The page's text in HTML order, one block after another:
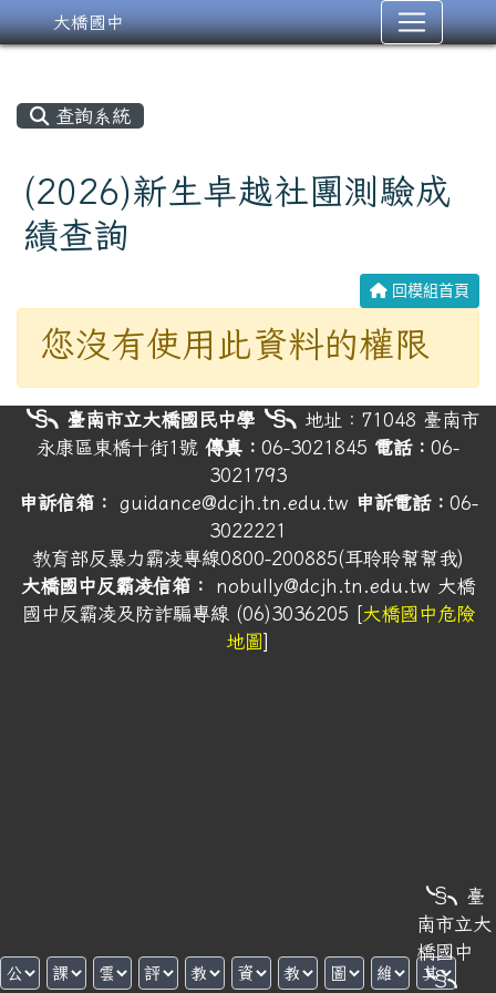
大橋國中
查詢系統
(2026)新生卓越社團測驗成
績查詢
回模組首頁
您沒有使用此資料的權限
頁尾
╰§╮臺
南市立大
橋國中
╰§╮
╰§╮臺南市立大橋國民中學╰§╮ 地址：71048 臺南市
永康區東橋十街1號 傳真： 06-3021845 電話： 06-
3021793
申訴信箱：
guidance@dcjh.tn.edu.tw 申訴電話： 06-
3022221
教育部反暴力霸凌專線0800-200885(耳聆聆幫幫我)
大橋國中反霸凌信箱：
nobully@dcjh.tn.edu.tw 大橋
國中反霸凌及防詐騙專線 (06)3036205 [大橋國中危險
地圖